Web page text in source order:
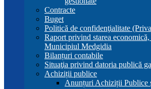
Contracte
Buget
Politică de confidenţialitate
Raport privind starea
Municipiul Medgidia
Bilanțuri contabile
Situaţia privind datoria publică
Achiziții publice
Anunțuri Achiziții Publice